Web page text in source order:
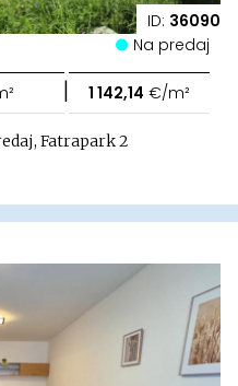
ID: 36090
Na predaj
| 1 142,14 €/m²
Fatrapark 2